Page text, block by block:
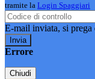
tramite la Login Spaggiari
E-mail inviata, si prega
Errore
Chiudi